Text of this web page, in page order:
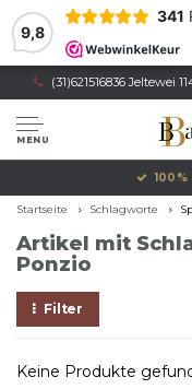
9,8
341
(31)621516836 Jeltewei
MENU
Startseite Schlagworte
Artikel mit
Ponzio
Filter
Keine Produkte